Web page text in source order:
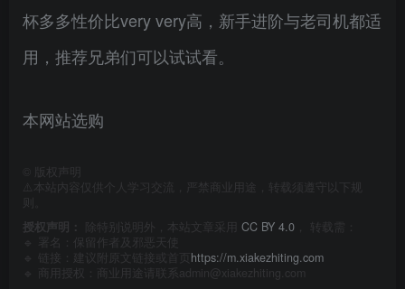
杯多多性价比very very高，新手进阶与老司机都适
用，推荐兄弟们可以试试看。
本网站选购
版权声明
⚠️本站内容仅供个人学习交流，严禁商业用途，转载须遵守以下规
授权声明：
除特别说明外，本站文章采用 CC BY 4.0 ， 转载需：
🔹 署名：保留作者及 邪恶天使
🔹 链接：建议附原文链接或首页 https://m.xiakezhiting.com
🔹 商用授权：商业用途请联系admin@xiakezhiting.com